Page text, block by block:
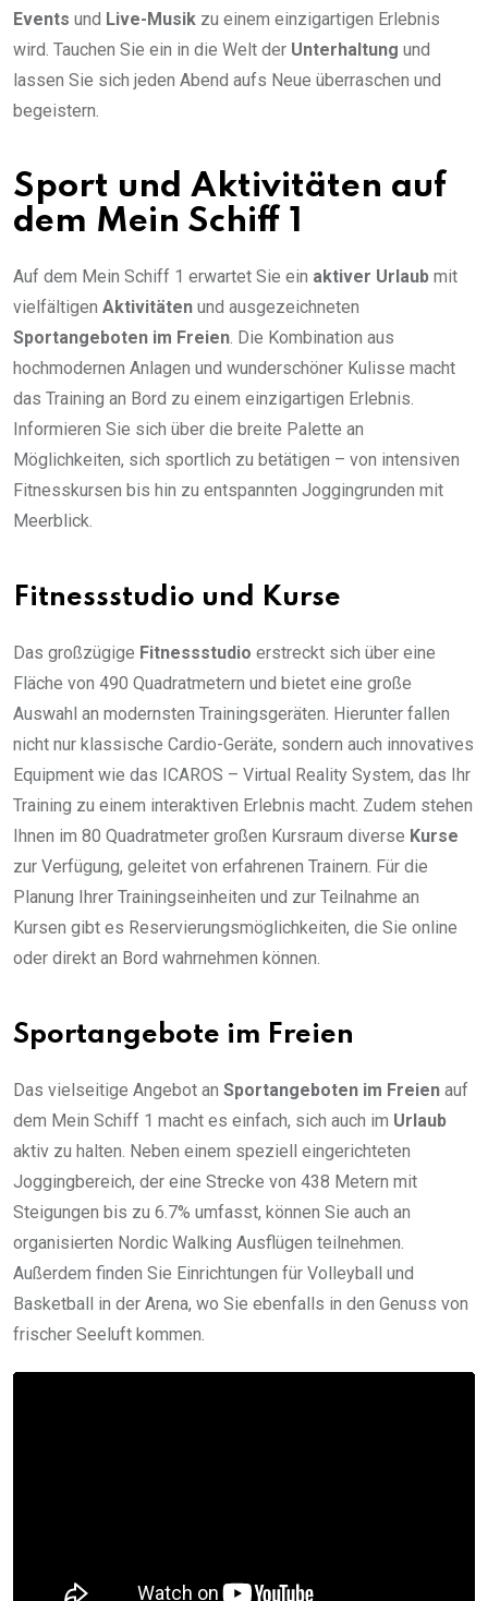
Events und Live-Musik zu einem einzigartigen Erlebnis
wird. Tauchen Sie ein in die Welt der Unterhaltung und
lassen Sie sich jeden Abend aufs Neue überraschen und
begeistern.
Sport und Aktivitäten auf
dem Mein Schiff 1
Auf dem Mein Schiff 1 erwartet Sie ein aktiver Urlaub mit
vielfältigen Aktivitäten und ausgezeichneten
Sportangeboten im Freien. Die Kombination aus
hochmodernen Anlagen und wunderschöner Kulisse macht
das Training an Bord zu einem einzigartigen Erlebnis.
Informieren Sie sich über die breite Palette an
Möglichkeiten, sich sportlich zu betätigen – von intensiven
Fitnesskursen bis hin zu entspannten Joggingrunden mit
Meerblick.
Fitnessstudio und Kurse
Das großzügige Fitnessstudio erstreckt sich über eine
Fläche von 490 Quadratmetern und bietet eine große
Auswahl an modernsten Trainingsgeräten. Hierunter fallen
nicht nur klassische Cardio-Geräte, sondern auch innovatives
Equipment wie das ICAROS – Virtual Reality System, das Ihr
Training zu einem interaktiven Erlebnis macht. Zudem stehen
Ihnen im 80 Quadratmeter großen Kursraum diverse Kurse
zur Verfügung, geleitet von erfahrenen Trainern. Für die
Planung Ihrer Trainingseinheiten und zur Teilnahme an
Kursen gibt es Reservierungsmöglichkeiten, die Sie online
oder direkt an Bord wahrnehmen können.
Sportangebote im Freien
Das vielseitige Angebot an Sportangeboten im Freien auf
dem Mein Schiff 1 macht es einfach, sich auch im Urlaub
aktiv zu halten. Neben einem speziell eingerichteten
Joggingbereich, der eine Strecke von 438 Metern mit
Steigungen bis zu 6.7% umfasst, können Sie auch an
organisierten Nordic Walking Ausflügen teilnehmen.
Außerdem finden Sie Einrichtungen für Volleyball und
Basketball in der Arena, wo Sie ebenfalls in den Genuss von
frischer Seeluft kommen.